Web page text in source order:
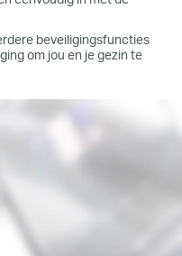
beveiligingsfuncties
om jou en je gezin te